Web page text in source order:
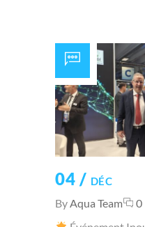
04 / DÉC
ByAqua Team
0